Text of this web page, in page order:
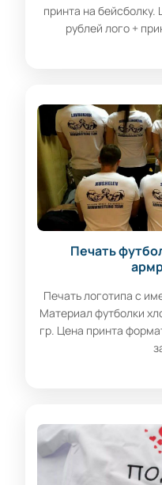
принта на
рублей лого +
Печать
Печать логотипа с
Материал футболки
гр. Цена принта